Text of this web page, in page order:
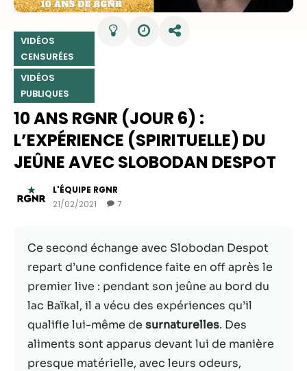
VIDÉOS
CENSURÉES
VIDÉOS
PUBLIQUES
10 ANS RGNR (JOUR 6) :
L’EXPÉRIENCE (SPIRITUELLE) DU
JEÛNE AVEC SLOBODAN DESPOT
L'ÉQUIPE RGNR
21/02/2021
7
Ce second échange avec Slobodan Despot
repart d’une confidence faite en off après le
premier live : pendant son jeûne au bord du
lac Baïkal, il a vécu des expériences qu’il
qualifie lui-même de surnaturelles. Des
aliments sont apparus devant lui de manière
presque matérielle, avec leurs odeurs,
Nécessaire
Ces cookies ne
sont pas
facultatifs. Ils
sont
nécessaires au
fonctionnement
du site Web.